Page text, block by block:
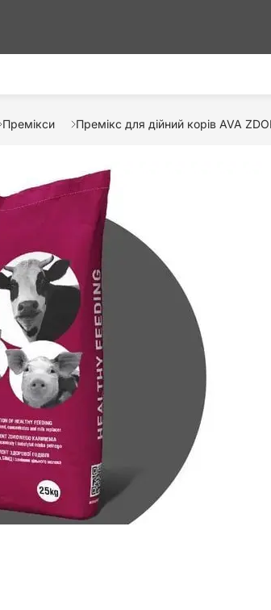
Премікси Премікс для дійний корів AVA